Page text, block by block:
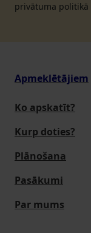
privātuma politikā
Apmeklētājiem
Ko apskatīt?
Kurp doties?
Plānošana
Pasākumi
Par mums